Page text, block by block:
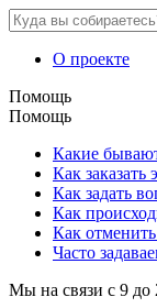
О проекте
Помощь
Помощь
Какие
Как заказать
Как задать
Как
Как отменить
Часто
Мы на связи с 9 до